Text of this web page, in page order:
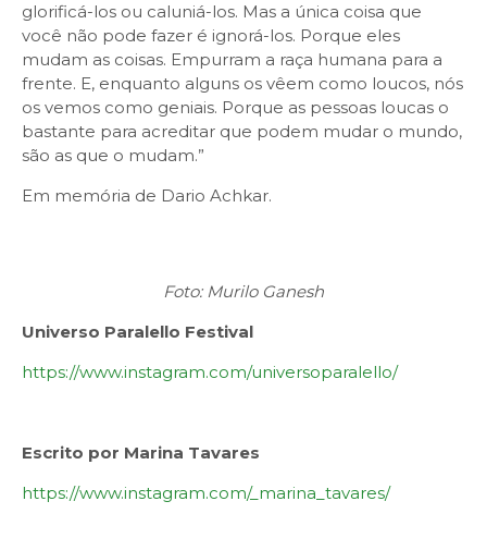
glorificá-los ou caluniá-los. Mas a única coisa que
você não pode fazer é ignorá-los. Porque eles
mudam as coisas. Empurram a raça humana para a
frente. E, enquanto alguns os vêem como loucos, nós
os vemos como geniais. Porque as pessoas loucas o
bastante para acreditar que podem mudar o mundo,
são as que o mudam.”
Em memória de Dario Achkar.
Foto: Murilo Ganesh
Universo Paralello Festival
https://www.instagram.com/universoparalello/
Escrito por Marina Tavares
https://www.instagram.com/_marina_tavares/